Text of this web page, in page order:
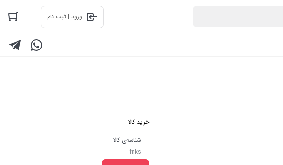
ورود | ثبت نام
خرید کالا
شناسه‌ی کالا
fnks